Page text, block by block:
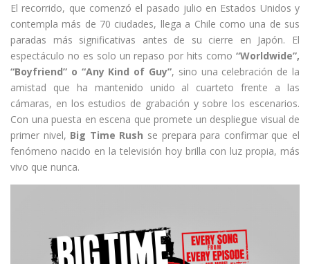
El recorrido, que comenzó el pasado julio en Estados Unidos y
contempla más de 70 ciudades, llega a Chile como una de sus
paradas más significativas antes de su cierre en Japón. El
espectáculo no es solo un repaso por hits como “Worldwide”,
“Boyfriend” o “Any Kind of Guy”, sino una celebración de la
amistad que ha mantenido unido al cuarteto frente a las
cámaras, en los estudios de grabación y sobre los escenarios.
Con una puesta en escena que promete un despliegue visual de
primer nivel, Big Time Rush se prepara para confirmar que el
fenómeno nacido en la televisión hoy brilla con luz propia, más
vivo que nunca.